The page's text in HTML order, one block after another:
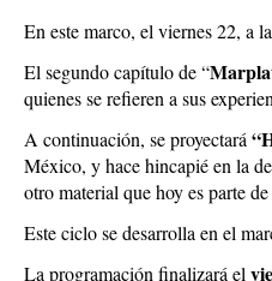
En este marco, el viernes 22, a
El segundo capítulo de “
quienes se refieren a sus
A continuación, se proyectará
México, y hace hincapié en la
otro material que hoy es parte
Este ciclo se desarrolla en el
La programación finalizará el